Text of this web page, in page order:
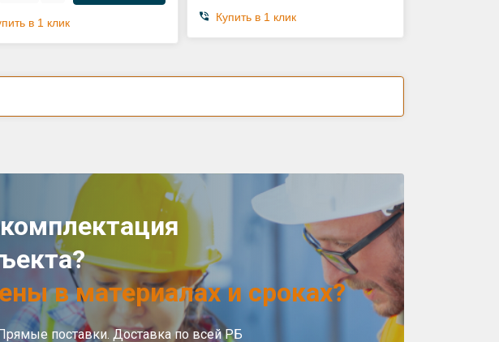
в 1 клик Купить в 1 клик
в материалах и сроках?
поставки. Доставка по всей РБ